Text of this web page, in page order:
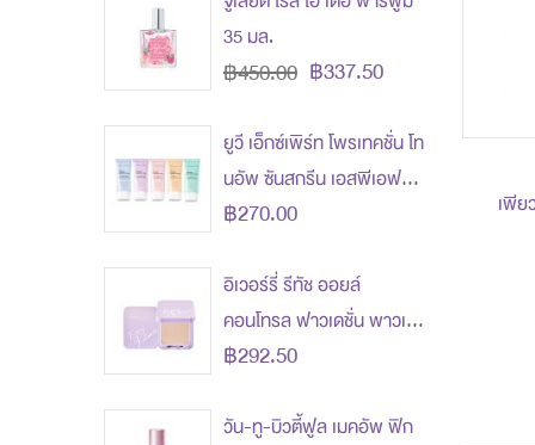
เพีย
35 มล.
฿337.50
฿450.00
ยูวี เอ็กซ์เพิร์ท โพรเทคชั่น โท
นอัพ ซันสกรีน เอสพีเอฟ
50+ พีเอ++
฿270.00
อิเวอร์รี่ รีทัช ออยล์
คอนโทรล ฟาวเดชั่น พาวเด
อร์ เอสพีเอฟ 30 พีเอ+++
฿292.50
วัน-ทู-บิวตี้ฟูล เมคอัพ ฟิก